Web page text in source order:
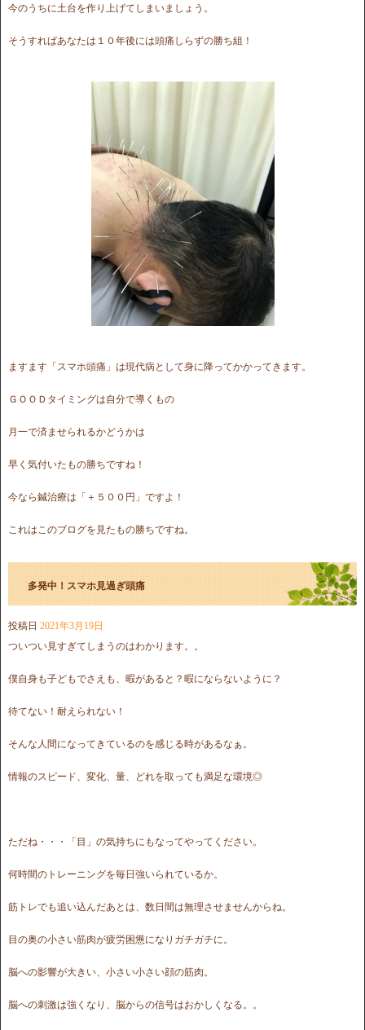
今のうちに土台を作り上げてしまいましょう。
そうすればあなたは１０年後には頭痛しらずの勝ち組！
ますます「スマホ頭痛」は現代病として身に降ってかかってきます。
ＧＯＯＤタイミングは自分で導くもの
月一で済ませられるかどうかは
早く気付いたもの勝ちですね！
今なら鍼治療は「＋５００円」ですよ！
これはこのブログを見たもの勝ちですね。
多発中！スマホ見過ぎ頭痛
投稿日 2021年3月19日
ついつい見すぎてしまうのはわかります。。
僕自身も子どもでさえも、暇があると？暇にならないように？
待てない！耐えられない！
そんな人間になってきているのを感じる時があるなぁ。
情報のスピード、変化、量、どれを取っても満足な環境◎
ただね・・・「目」の気持ちにもなってやってください。
何時間のトレーニングを毎日強いられているか。
筋トレでも追い込んだあとは、数日間は無理させませんからね。
目の奥の小さい筋肉が疲労困憊になりガチガチに。
脳への影響が大きい、小さい小さい顔の筋肉。
脳への刺激は強くなり、脳からの信号はおかしくなる。。